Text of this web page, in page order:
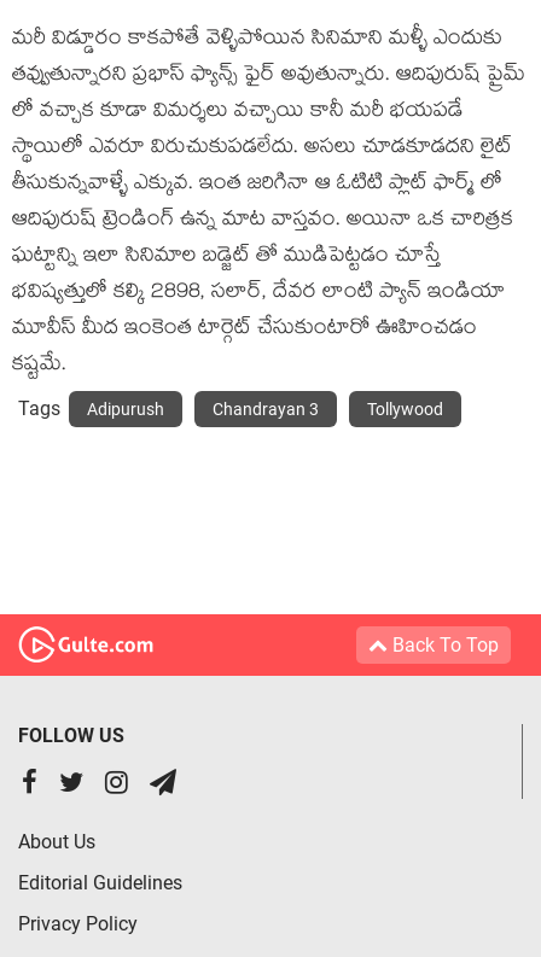
మరీ విడ్డూరం కాకపోతే వెళ్ళిపోయిన సినిమాని మళ్ళీ ఎందుకు
తవ్వుతున్నారని ప్రభాస్ ఫ్యాన్స్ ఫైర్ అవుతున్నారు. ఆదిపురుష్ ప్రైమ్
లో వచ్చాక కూడా విమర్శలు వచ్చాయి కానీ మరీ భయపడే
స్థాయిలో ఎవరూ విరుచుకుపడలేదు. అసలు చూడకూడదని లైట్
తీసుకున్నవాళ్ళే ఎక్కువ. ఇంత జరిగినా ఆ ఓటిటి ప్లాట్ ఫార్మ్ లో
ఆదిపురుష్ ట్రెండింగ్ ఉన్న మాట వాస్తవం. అయినా ఒక చారిత్రక
ఘట్టాన్ని ఇలా సినిమాల బడ్జెట్ తో ముడిపెట్టడం చూస్తే
భవిష్యత్తులో కల్కి 2898, సలార్, దేవర లాంటి ప్యాన్ ఇండియా
మూవీస్ మీద ఇంకెంత టార్గెట్ చేసుకుంటారో ఊహించడం
కష్టమే.
Tags Adipurush Chandrayan 3 Tollywood
Back To Top
FOLLOW US
About Us
Editorial Guidelines
Privacy Policy